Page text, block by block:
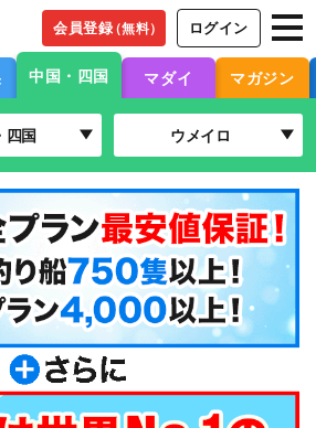
会員登録（無料） ログイン
中国・四国 マダイ マガジン
四国 ウメイロ